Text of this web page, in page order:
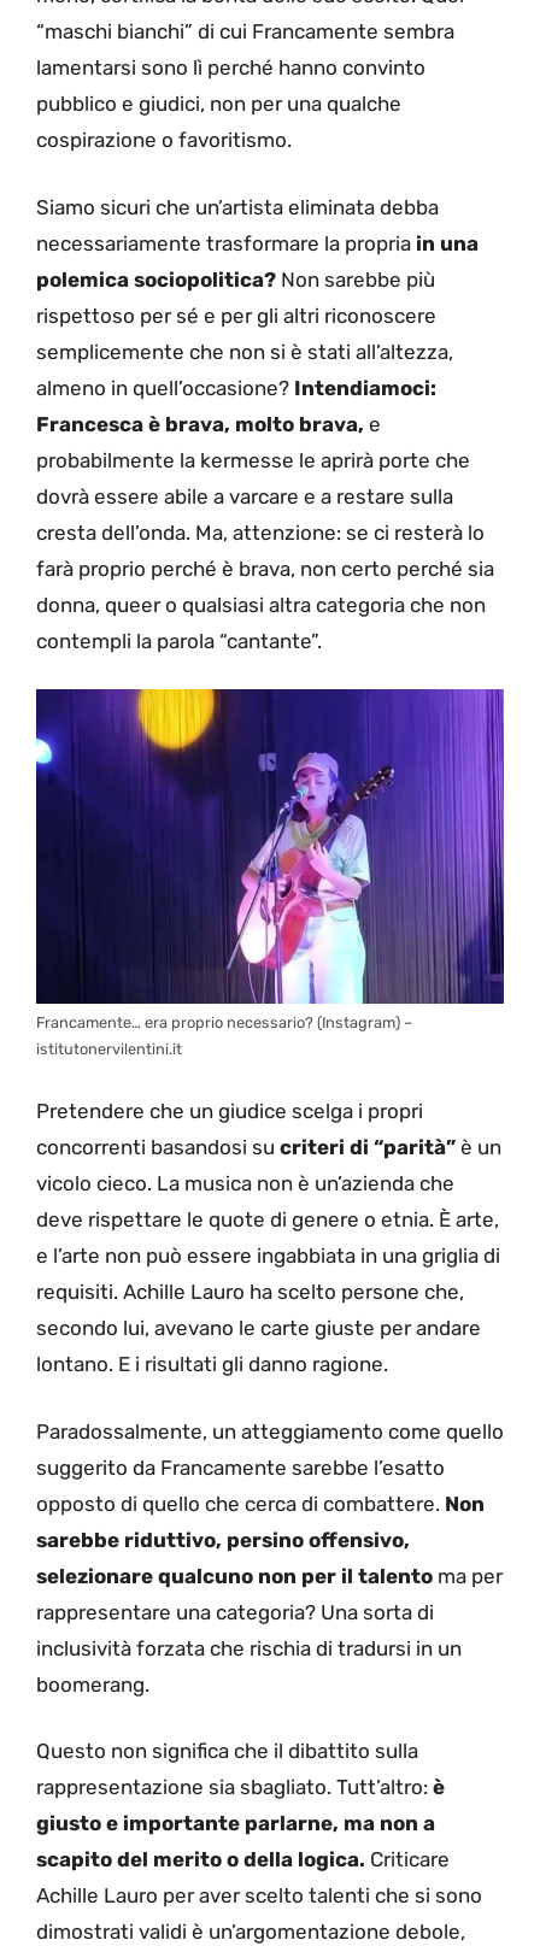
“maschi bianchi” di cui Francamente sembra
lamentarsi sono lì perché hanno convinto
pubblico e giudici, non per una qualche
cospirazione o favoritismo.
Siamo sicuri che un’artista eliminata debba
necessariamente trasformare la propria in una
polemica sociopolitica? Non sarebbe più
rispettoso per sé e per gli altri riconoscere
semplicemente che non si è stati all’altezza,
almeno in quell’occasione? Intendiamoci:
Francesca è brava, molto brava, e
probabilmente la kermesse le aprirà porte che
dovrà essere abile a varcare e a restare sulla
cresta dell’onda. Ma, attenzione: se ci resterà lo
farà proprio perché è brava, non certo perché sia
donna, queer o qualsiasi altra categoria che non
contempli la parola “cantante”.
Francamente… era proprio necessario? (Instagram) –
istitutonervilentini.it
Pretendere che un giudice scelga i propri
concorrenti basandosi su criteri di “parità” è un
vicolo cieco. La musica non è un’azienda che
deve rispettare le quote di genere o etnia. È arte,
e l’arte non può essere ingabbiata in una griglia di
requisiti. Achille Lauro ha scelto persone che,
secondo lui, avevano le carte giuste per andare
lontano. E i risultati gli danno ragione.
Paradossalmente, un atteggiamento come quello
suggerito da Francamente sarebbe l’esatto
opposto di quello che cerca di combattere. Non
sarebbe riduttivo, persino offensivo,
selezionare qualcuno non per il talento ma per
rappresentare una categoria? Una sorta di
inclusività forzata che rischia di tradursi in un
boomerang.
Questo non significa che il dibattito sulla
rappresentazione sia sbagliato. Tutt’altro: è
giusto e importante parlarne, ma non a
scapito del merito o della logica. Criticare
Achille Lauro per aver scelto talenti che si sono
dimostrati validi è un’argomentazione debole,